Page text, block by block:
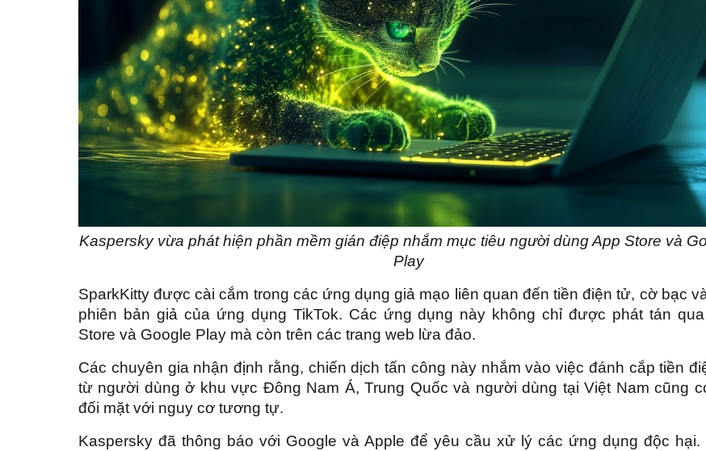
Kaspersky vừa phát hiện phần mềm gián điệp nhắm mục tiêu người dùng App Store và
Play
SparkKitty được cài cắm trong các ứng dụng giả mạo liên quan đến tiền điện tử, cờ bạc
phiên bản giả của ứng dụng TikTok. Các ứng dụng này không chỉ được phát tán
Store và Google Play mà còn trên các trang web lừa đảo.
Các chuyên gia nhận định rằng, chiến dịch tấn công này nhắm vào việc đánh cắp tiền
từ người dùng ở khu vực Đông Nam Á, Trung Quốc và người dùng tại Việt Nam cũng
đối mặt với nguy cơ tương tự.
Kaspersky đã thông báo với Google và Apple để yêu cầu xử lý các ứng dụng độc hại.